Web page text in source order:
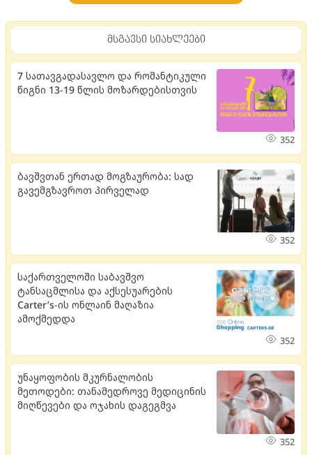
მსგავსი სიახლეები
7 სათავგადასავლო და რომანტიკული
წიგნი 13-19 წლის მოზარდებისთვის
352
ბავშვთან ერთად მოგზაურობა: სად
გავემგზავროთ პირველად
352
საქართველოში საბავშვო
ტანსაცმლისა და აქსესუარების
Carter’s-ის ონლაინ მაღაზია
ამოქმედდა
352
უნაყოფობის მკურნალობის
მეთოდები: თანამედროვე მედიცინის
მიღწევები და ოჯახის დაგეგმვა
352